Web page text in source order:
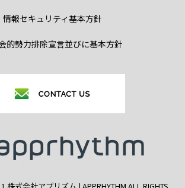
情報セキュリティ基本方針
的勢力排除宣言並びに基本方針
株式会社アプリズム | APPRHYTHM ALL RIGHTS